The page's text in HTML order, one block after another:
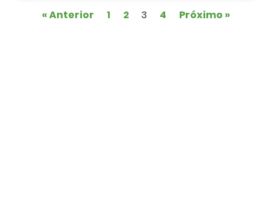
« Anterior 1 2 3 4 Próximo »